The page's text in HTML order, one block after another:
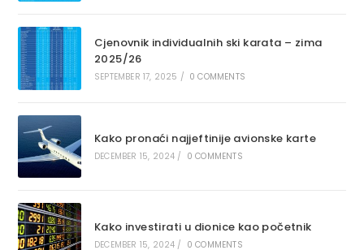
Cjenovnik individualnih ski karata – zima
2025/26
SEPTEMBER 17, 2025 / 0 COMMENTS
Kako pronaći najjeftinije avionske karte
DECEMBER 15, 2024 / 0 COMMENTS
Kako investirati u dionice kao početnik
DECEMBER 15, 2024 / 0 COMMENTS